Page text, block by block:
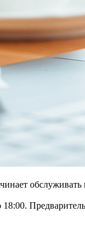
обслуживать